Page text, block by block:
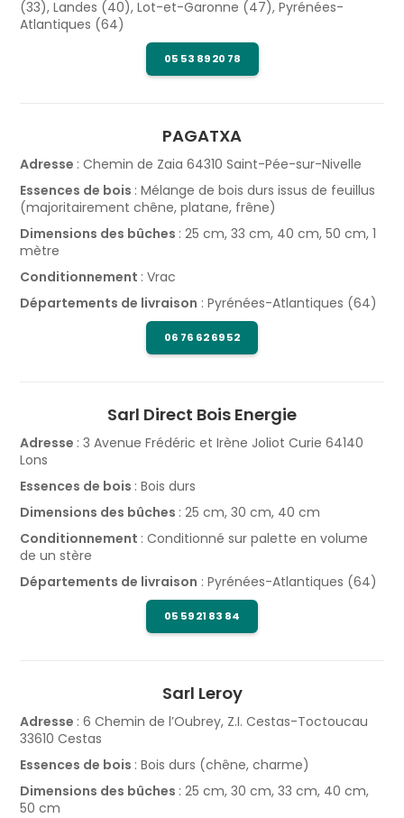
(33), Landes (40), Lot-et-Garonne (47), Pyrénées-
Atlantiques (64)
05 53 89 20 78
PAGATXA
Adresse : Chemin de Zaia 64310 Saint-Pée-sur-Nivelle
Essences de bois : Mélange de bois durs issus de feuillus
(majoritairement chêne, platane, frêne)
Dimensions des bûches : 25 cm, 33 cm, 40 cm, 50 cm, 1
mètre
Conditionnement : Vrac
Départements de livraison : Pyrénées-Atlantiques (64)
06 76 62 69 52
Sarl Direct Bois Energie
Adresse : 3 Avenue Frédéric et Irène Joliot Curie 64140
Lons
Essences de bois : Bois durs
Dimensions des bûches : 25 cm, 30 cm, 40 cm
Conditionnement : Conditionné sur palette en volume
de un stère
Départements de livraison : Pyrénées-Atlantiques (64)
05 59 21 83 84
Sarl Leroy
Adresse : 6 Chemin de l’Oubrey, Z.I. Cestas-Toctoucau
33610 Cestas
Essences de bois : Bois durs (chêne, charme)
Dimensions des bûches : 25 cm, 30 cm, 33 cm, 40 cm,
50 cm